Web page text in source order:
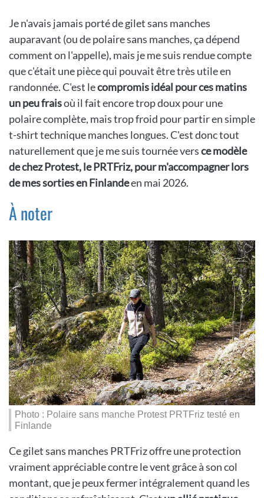
Je n'avais jamais porté de gilet sans manches
auparavant (ou de polaire sans manches, ça dépend
comment on l'appelle), mais je me suis rendue compte
que c'était une pièce qui pouvait être très utile en
randonnée. C'est lecompromis idéal pour ces matins
un peu fraisoù il fait encore trop doux pour une
polaire complète, mais trop froid pour partir en simple
t-shirt technique manches longues. C'est donc tout
naturellement que je me suis tournée versce modèle
de chez Protest, le PRTFriz, pour m'accompagner lors
de mes sorties en Finlandeen mai 2026.
À noter
Photo : Polaire sans manche Protest PRTFriz testé en
Finlande
Ce gilet sans manches PRTFriz offre une protection
vraiment appréciable contre le vent grâce à son col
montant, que je peux fermer intégralement quand les